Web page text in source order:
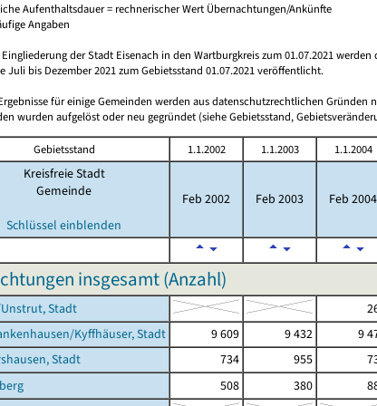
Aufenthaltsdauer = rechnerischer Wert Übernachtungen/Ankünfte
Angaben
der Stadt Eisenach in den Wartburgkreis zum 01.07.2021 werden
Juli bis Dezember 2021 zum Gebietsstand 01.07.2021 veröffentlicht.
für einige Gemeinden werden aus datenschutzrechtlichen
wurden aufgelöst oder neu gegründet (siehe Gebietsstand,
Gebietsstand 1.1.2002 1.1.2003 1.1.2004
Kreisfreie Stadt
Gemeinde
Schlüssel einblenden
Feb 2002 Feb 2003 Feb 2004
insgesamt (Anzahl)
Stadt
Kyffhäuser, Stadt
9 609 9 432 9
Stadt
734 955
508 380